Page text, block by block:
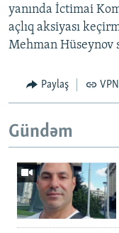
yanında İctimai
açlıq aksiyası
Mehman Hüseynov
Paylaş
Gündəm